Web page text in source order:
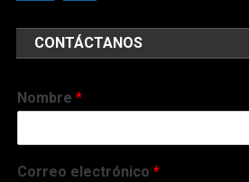
CONTÁCTANOS
Nombre*
Correo electrónico*